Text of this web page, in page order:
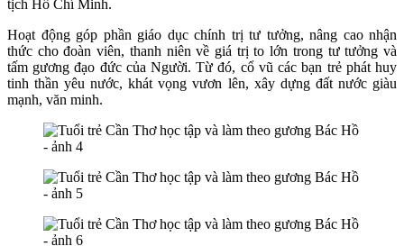
tịch Hồ Chí Minh.
Hoạt động góp phần giáo dục chính trị tư tưởng, nâng cao nhận
thức cho đoàn viên, thanh niên về giá trị to lớn trong tư tưởng và
tấm gương đạo đức của Người. Từ đó, cổ vũ các bạn trẻ phát huy
tinh thần yêu nước, khát vọng vươn lên, xây dựng đất nước giàu
mạnh, văn minh.